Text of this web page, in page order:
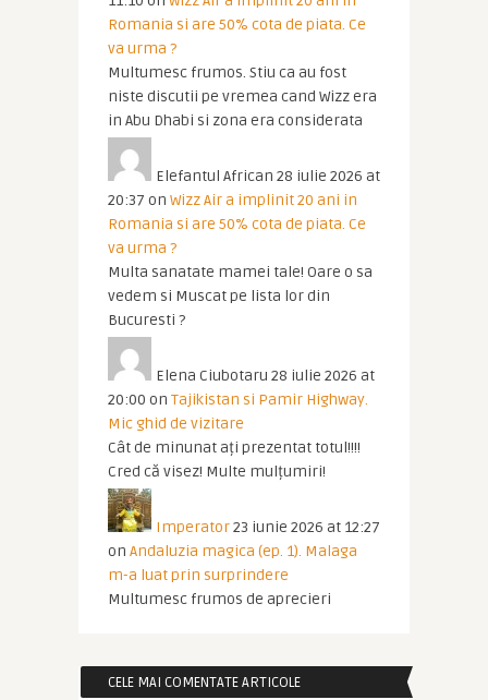
Romania si are 50% cota de piata. Ce
va urma ?
Multumesc frumos. Stiu ca au fost
niste discutii pe vremea cand Wizz era
in Abu Dhabi si zona era considerata
Elefantul African 28 iulie 2026 at
20:37 on Wizz Air a implinit 20 ani in
Romania si are 50% cota de piata. Ce
va urma ?
Multa sanatate mamei tale! Oare o sa
vedem si Muscat pe lista lor din
Bucuresti ?
Elena Ciubotaru 28 iulie 2026 at
20:00 on Tajikistan si Pamir Highway.
Mic ghid de vizitare
Cât de minunat ați prezentat totul!!!!
Cred că visez! Multe mulțumiri!
Imperator23 iunie 2026 at 12:27
on Andaluzia magica (ep. 1). Malaga
m-a luat prin surprindere
Multumesc frumos de aprecieri
CELE MAI COMENTATE ARTICOLE